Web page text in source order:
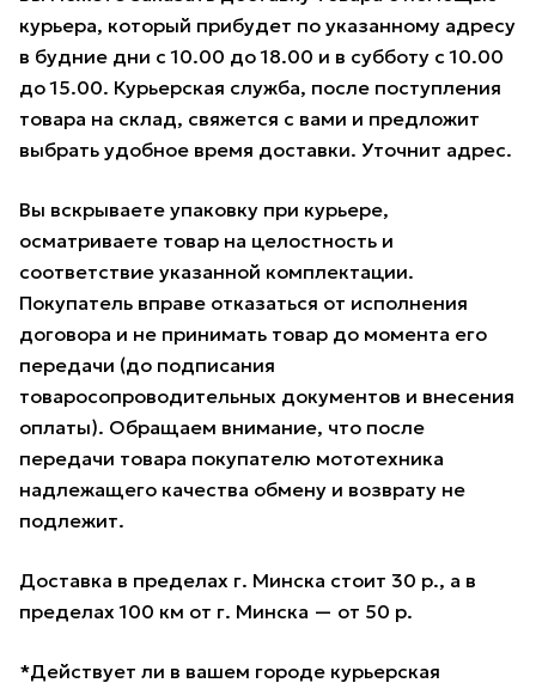
курьера, который прибудет по указанному адресу
в будние дни с 10.00 до 18.00 и в субботу с 10.00
до 15.00. Курьерская служба, после поступления
товара на склад, свяжется с вами и предложит
выбрать удобное время доставки. Уточнит адрес.
Вы вскрываете упаковку при курьере,
осматриваете товар на целостность и
соответствие указанной комплектации.
Покупатель вправе отказаться от исполнения
договора и не принимать товар до момента его
передачи (до подписания
товаросопроводительных документов и внесения
оплаты). Обращаем внимание, что после
передачи товара покупателю мототехника
надлежащего качества обмену и возврату не
подлежит.
Доставка в пределах г. Минска стоит 30 р., а в
пределах 100 км от г. Минска — от 50 р.
*Действует ли в вашем городе курьерская